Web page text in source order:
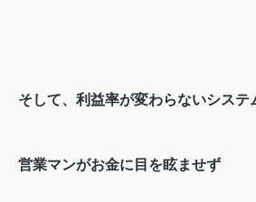
そして、利益率が変わらないシステ
営業マンがお金に目を眩ませず